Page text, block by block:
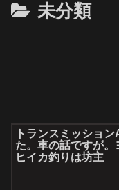
未分類
トランスミッショ
た。車の話ですが
ヒイカ釣りは坊主